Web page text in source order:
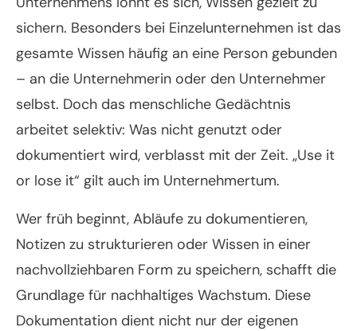
sichern. Besonders bei Einzelunternehmen ist das
gesamte Wissen häufig an eine Person gebunden
– an die Unternehmerin oder den Unternehmer
selbst. Doch das menschliche Gedächtnis
arbeitet selektiv: Was nicht genutzt oder
dokumentiert wird, verblasst mit der Zeit. „Use it
or lose it“ gilt auch im Unternehmertum.
Wer früh beginnt, Abläufe zu dokumentieren,
Notizen zu strukturieren oder Wissen in einer
nachvollziehbaren Form zu speichern, schafft die
Grundlage für nachhaltiges Wachstum. Diese
Dokumentation dient nicht nur der eigenen